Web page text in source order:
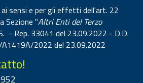
sensi e per gli effetti dell'art. 22
Sezione "Altri Enti del Terzo
- Rep. 33041 del 23.09.2022 - D.D.
2022 del 23.09.2022